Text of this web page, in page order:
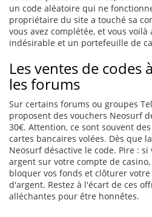
un code aléatoire qui ne
propriétaire du site a touché sa
vous avez complétée, et vous
indésirable et un portefeuille de
Les ventes de codes
les forums
Sur certains forums ou groupes
proposent des vouchers Neosurf
30€. Attention, ce sont souvent
cartes bancaires volées. Dès que
Neosurf désactive le code. Pire :
argent sur votre compte de
bloquer vos fonds et clôturer
d'argent. Restez à l'écart de ces
alléchantes pour être honnêtes.